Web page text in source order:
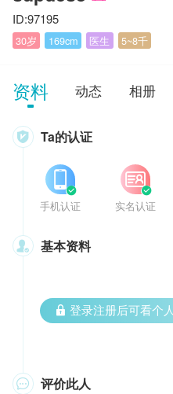
ID:97195
30岁 169cm 医生 5~8千
资料 动态 相册
 Ta的认证

手机认证


实名认证
 基本资料
 登录注册后可看个
 评价此人